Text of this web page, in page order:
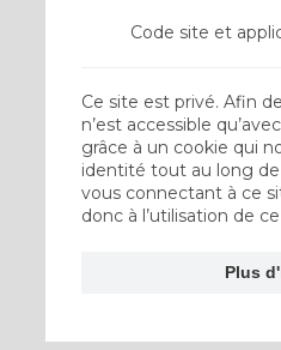
Code site et
Ce site est privé. Afin
n’est accessible
grâce à un cookie qui
identité tout au long
vous connectant à ce
donc à l’utilisation de
Plus